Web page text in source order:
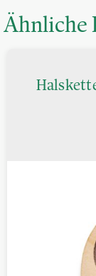
Ähnliche